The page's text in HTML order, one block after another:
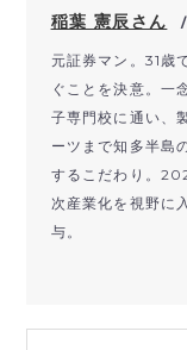
稲葉 憲辰さん /
元証券マン。 31 歳
ぐことを決意。一
子専門校に通い、
ーツまで知多半島
するこだわり。
次産業化を視野に
与。